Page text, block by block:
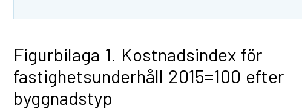
Figurbilaga 1. Kostnadsindex för
fastighetsunderhåll 2015=100 efter
byggnadstyp